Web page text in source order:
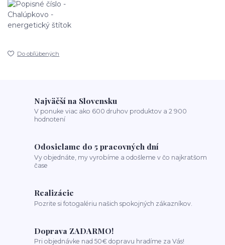
Do obľúbených
Najväčší na Slovensku
V ponuke viac ako 600 druhov produktov a 2 900
hodnotení
Odosielame do 5 pracovných dní
Vy objednáte, my vyrobíme a odošleme v čo najkratšom
čase
Realizácie
Pozrite si fotogalériu našich spokojných zákazníkov.
Doprava ZADARMO!
Pri objednávke nad 50€ dopravu hradíme za Vás!